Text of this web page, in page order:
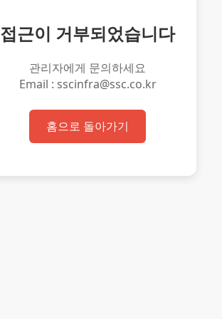
접근이 거부되었습니다
관리자에게 문의하세요
Email : sscinfra@ssc.co.kr
홈으로 돌아가기